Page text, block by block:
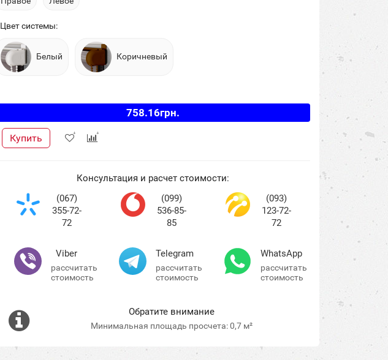
Цвет системы:
Белый Коричневый
758.16грн.
Купить
Консультация и расчет стоимости:
(067)
355-72-
72
(099)
536-85-
85
(093)
123-72-
72
Viber
рассчитать
стоимость
Telegram
рассчитать
стоимость
WhatsApp
рассчитать
стоимость
Обратите внимание
Минимальная площадь просчета: 0,7 м²